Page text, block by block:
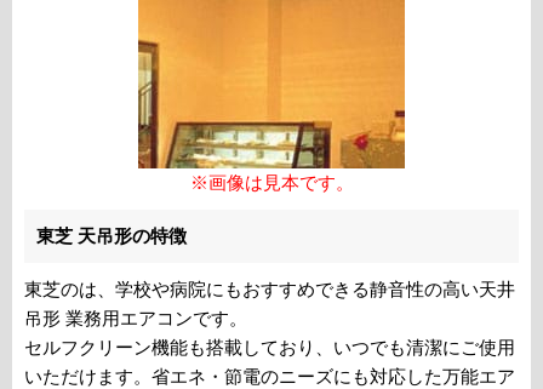
※画像は見本です。
東芝 天吊形の特徴
東芝のは、学校や病院にもおすすめできる静音性の高い天井
吊形 業務用エアコンです。
セルフクリーン機能も搭載しており、いつでも清潔にご使用
いただけます。省エネ・節電のニーズにも対応した万能エア